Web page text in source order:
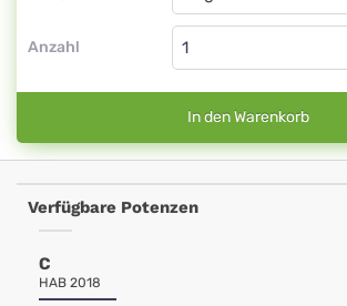
Anzahl
In den Warenkorb
Verfügbare Potenzen
C
HAB 2018